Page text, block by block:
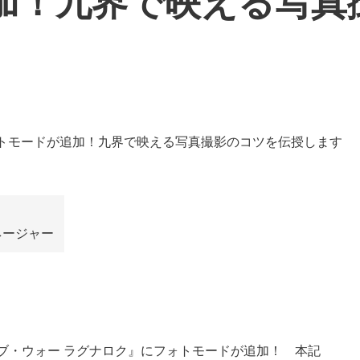
ジャー
ウォー ラグナロク』にフォトモードが追加！ 本記